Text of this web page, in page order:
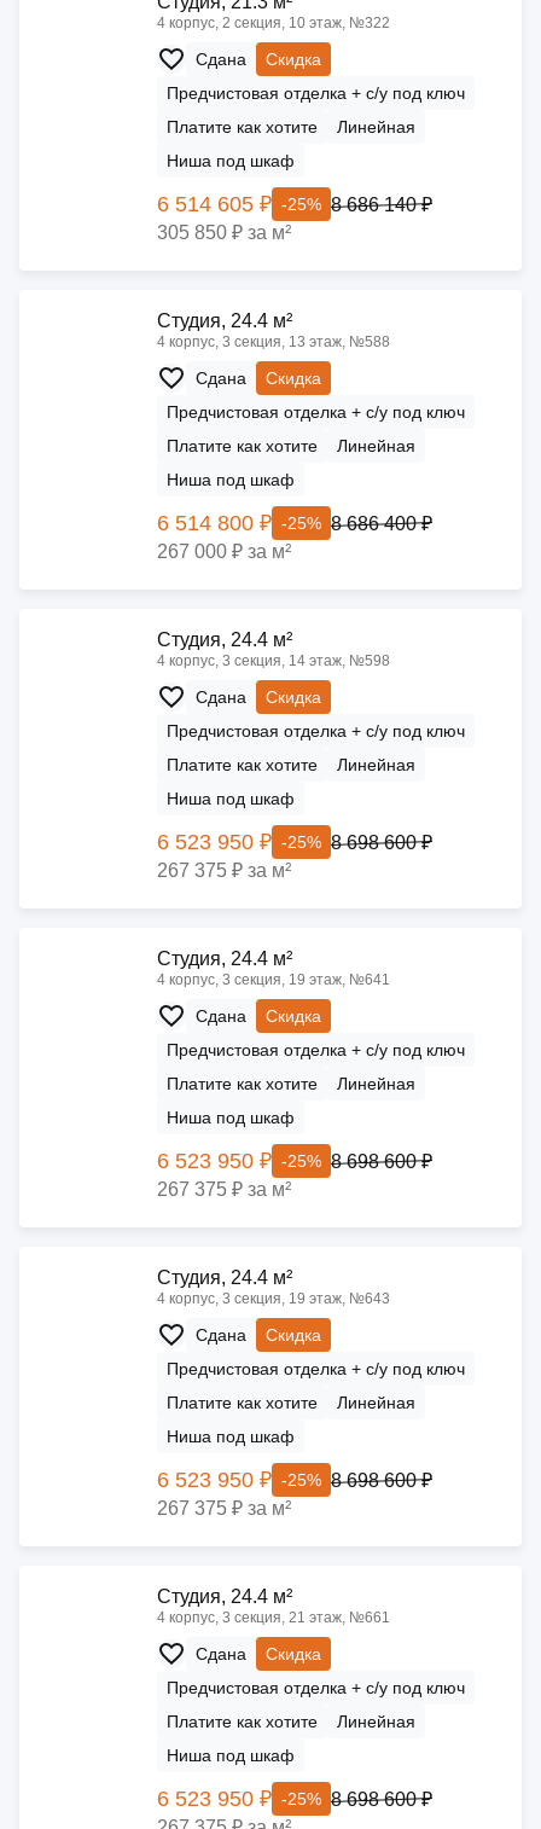
4 корпус, 2 секция, 10 этаж, №322
Сдана
Скидка
Предчистовая отделка + с/у под ключ
Платите как хотите
Линейная
Ниша под шкаф
6 514 605 ₽ -25% 8 686 140 ₽
305 850 ₽ за м²
Cтудия, 24.4 м²
4 корпус, 3 секция, 13 этаж, №588
Сдана
Скидка
Предчистовая отделка + с/у под ключ
Платите как хотите
Линейная
Ниша под шкаф
6 514 800 ₽ -25% 8 686 400 ₽
267 000 ₽ за м²
Cтудия, 24.4 м²
4 корпус, 3 секция, 14 этаж, №598
Сдана
Скидка
Предчистовая отделка + с/у под ключ
Платите как хотите
Линейная
Ниша под шкаф
6 523 950 ₽ -25% 8 698 600 ₽
267 375 ₽ за м²
Cтудия, 24.4 м²
4 корпус, 3 секция, 19 этаж, №641
Сдана
Скидка
Предчистовая отделка + с/у под ключ
Платите как хотите
Линейная
Ниша под шкаф
6 523 950 ₽ -25% 8 698 600 ₽
267 375 ₽ за м²
Cтудия, 24.4 м²
4 корпус, 3 секция, 19 этаж, №643
Сдана
Скидка
Предчистовая отделка + с/у под ключ
Платите как хотите
Линейная
Ниша под шкаф
6 523 950 ₽ -25% 8 698 600 ₽
267 375 ₽ за м²
Cтудия, 24.4 м²
4 корпус, 3 секция, 21 этаж, №661
Сдана
Скидка
Предчистовая отделка + с/у под ключ
Платите как хотите
Линейная
Ниша под шкаф
6 523 950 ₽ -25% 8 698 600 ₽